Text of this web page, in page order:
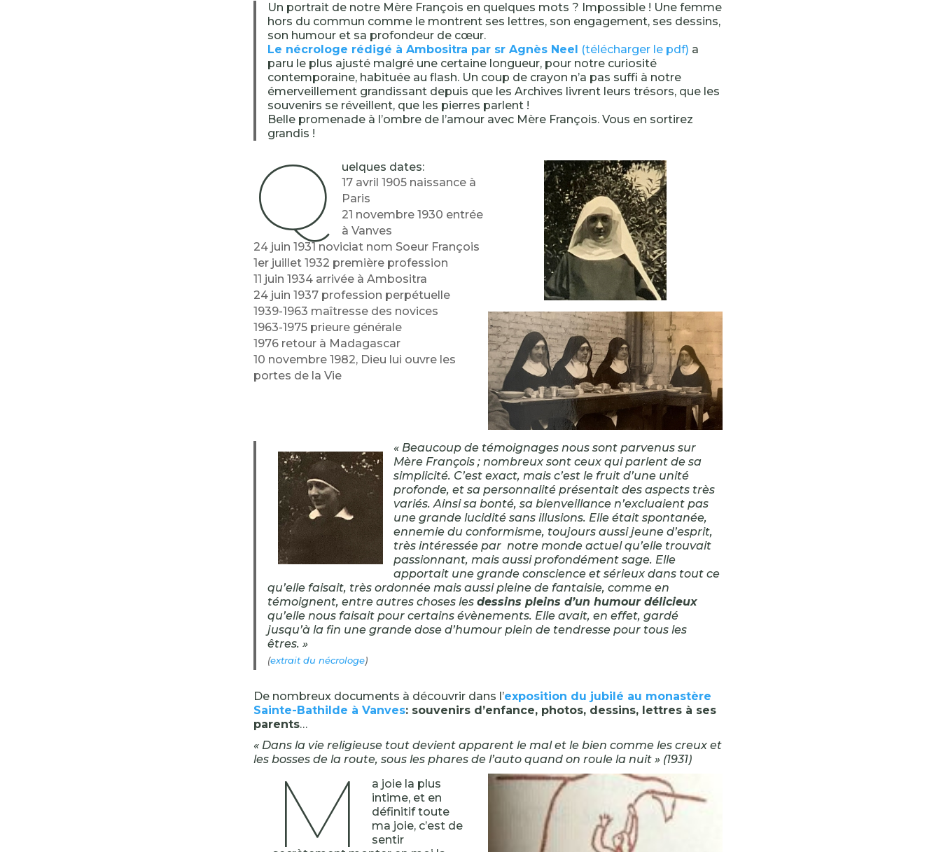
Un portrait de notre Mère François en quelques mots ? Impossible ! Une femme
hors du commun comme le montrent ses lettres, son engagement, ses dessins,
son humour et sa profondeur de cœur.
Le nécrologe rédigé à Ambositra par sr Agnès Neel (télécharger le pdf) a
paru le plus ajusté malgré une certaine longueur, pour notre curiosité
contemporaine, habituée au flash. Un coup de crayon n’a pas suffi à notre
émerveillement grandissant depuis que les Archives livrent leurs trésors, que les
souvenirs se réveillent, que les pierres parlent !
Belle promenade à l’ombre de l’amour avec Mère François. Vous en sortirez
grandis !
Q
uelques dates:
17 avril 1905 naissance à
Paris
21 novembre 1930 entrée
à Vanves
24 juin 1931 noviciat nom Soeur François
1er juillet 1932 première profession
11 juin 1934 arrivée à Ambositra
24 juin 1937 profession perpétuelle
1939-1963 maîtresse des novices
1963-1975 prieure générale
1976 retour à Madagascar
10 novembre 1982, Dieu lui ouvre les
portes de la Vie
« Beaucoup de témoignages nous sont parvenus sur
Mère François ; nombreux sont ceux qui parlent de sa
simplicité. C’est exact, mais c’est le fruit d’une unité
profonde, et sa personnalité présentait des aspects très
variés. Ainsi sa bonté, sa bienveillance n’excluaient pas
une grande lucidité sans illusions. Elle était spontanée,
ennemie du conformisme, toujours aussi jeune d’esprit,
très intéressée par notre monde actuel qu’elle trouvait
passionnant, mais aussi profondément sage. Elle
apportait une grande conscience et sérieux dans tout ce
qu’elle faisait, très ordonnée mais aussi pleine de fantaisie, comme en
témoignent, entre autres choses les dessins pleins d’un humour délicieux
qu’elle nous faisait pour certains évènements. Elle avait, en effet, gardé
jusqu’à la fin une grande dose d’humour plein de tendresse pour tous les
êtres. »
(extrait du nécrologe)
De nombreux documents à découvrir dans l’exposition du jubilé au monastère
Sainte-Bathilde à Vanves: souvenirs d’enfance, photos, dessins, lettres à ses
parents…
« Dans la vie religieuse tout devient apparent le mal et le bien comme les creux et
les bosses de la route, sous les phares de l’auto quand on roule la nuit » (1931)
M
a joie la plus
intime, et en
définitif toute
ma joie, c’est de
sentir